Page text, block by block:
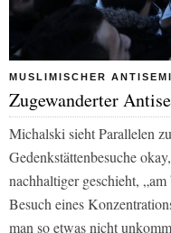
MUSLIMISCHER
Zugewanderter
Michalski sieht Parallelen
Gedenkstättenbesuche
nachhaltiger geschieht,
Besuch eines
man so etwas nicht